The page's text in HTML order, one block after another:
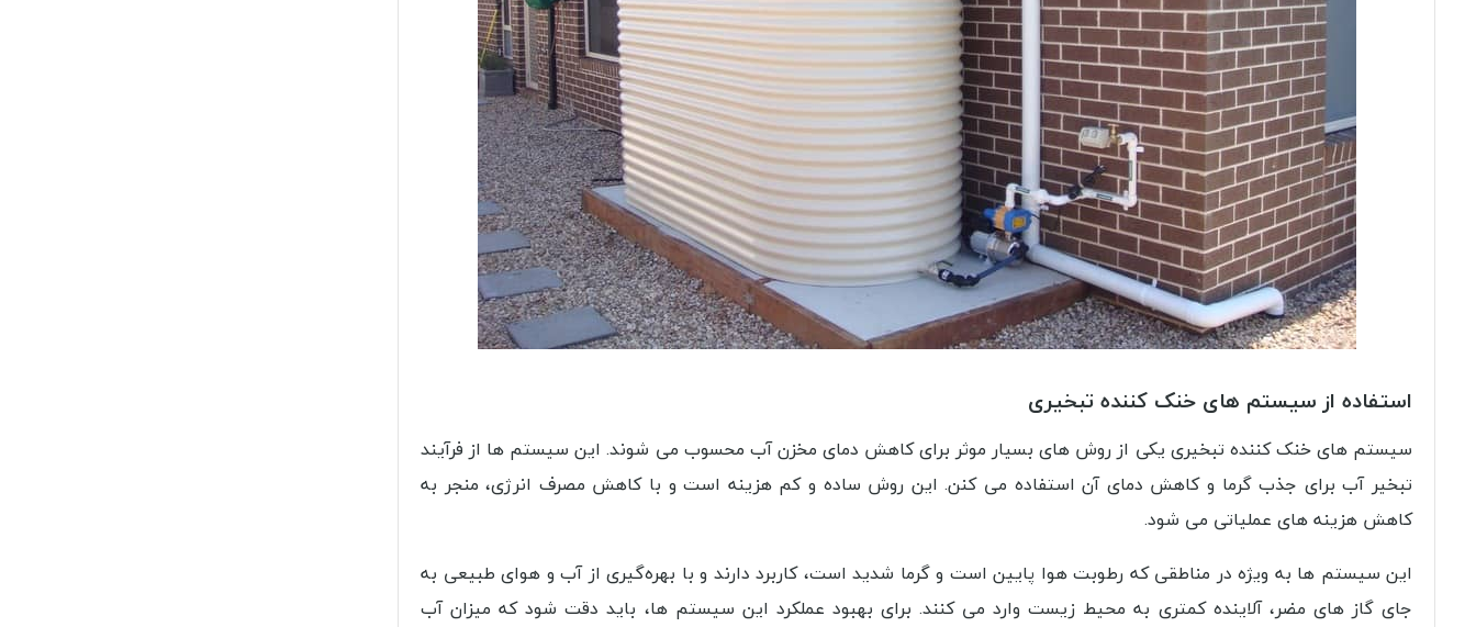
استفاده از سیستم‌ های خنک‌ کننده تبخیری
سیستم‌ های خنک‌ کننده تبخیری یکی از روش‌ های بسیار موثر برای کاهش دمای مخزن آب محسوب می شوند. این سیستم‌ ها از فرآیند
تبخیر آب برای جذب گرما و کاهش دمای آن استفاده می‌ کنن. این روش ساده و کم هزینه است و با کاهش مصرف انرژی، منجر به
کاهش هزینه های عملیاتی می شود.
این سیستم‌ ها به ویژه در مناطقی که رطوبت هوا پایین است و گرما شدید است، کاربرد دارند و با بهره‌گیری از آب و هوای طبیعی به
جای گاز های مضر، آلاینده کمتری به محیط زیست وارد می کنند. برای بهبود عملکرد این سیستم‌ ها، باید دقت شود که میزان آب